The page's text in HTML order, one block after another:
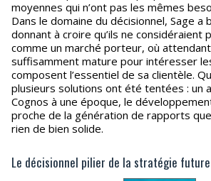
moyennes qui n’ont pas les mêmes
Dans le domaine du décisionnel, Sage a
donnant à croire qu’ils ne considéraient
comme un marché porteur, où attendant
suffisamment mature pour intéresser
composent l’essentiel de sa clientèle.
plusieurs solutions ont été tentées : un
Cognos à une époque, le
proche de la génération de rapports
rien de bien solide.
Le décisionnel pilier de la stratégie